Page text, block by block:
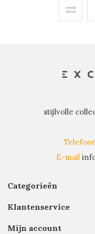
stijlvolle
E-mail
Categorieën
Klantenservice
Mijn account